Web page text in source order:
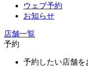
ウェブ予約
お知らせ
店舗一覧
予約
予約したい店舗を